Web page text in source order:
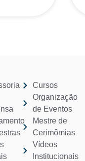
Cursos
Organização
de Eventos
Mestre de
Cerimômias
Vídeos
Institucionais